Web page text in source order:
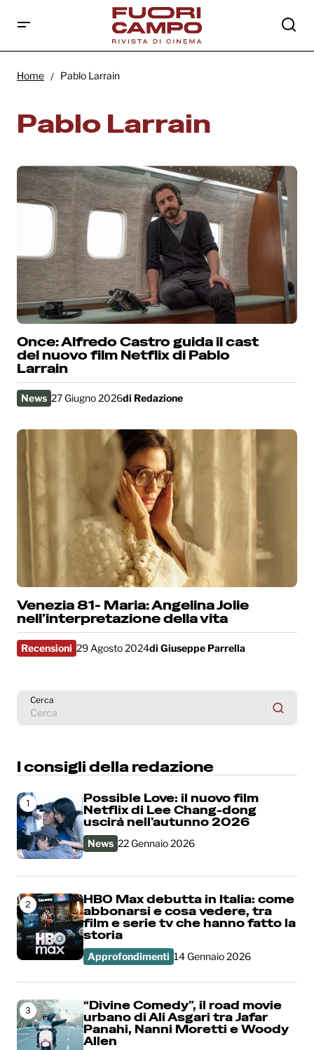
Home Pablo Larrain
Pablo Larrain
Once: Alfredo Castro guida il cast
del nuovo film Netflix di Pablo
Larrain
News 27 Giugno 2026di Redazione
Venezia 81- Maria: Angelina Jolie
nell’interpretazione della vita
Recensioni 29 Agosto 2024di Giuseppe Parrella
Cerca
I consigli della redazione
1
Possible Love: il nuovo film
Netflix di Lee Chang-dong
uscirà nell’autunno 2026
News 22 Gennaio 2026
2
HBO Max debutta in Italia: come
abbonarsi e cosa vedere, tra
film e serie tv che hanno fatto la
storia
Approfondimenti 14 Gennaio 2026
3
“Divine Comedy”, il road movie
urbano di Ali Asgari tra Jafar
Panahi, Nanni Moretti e Woody
Allen